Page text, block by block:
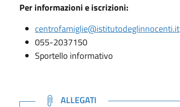
Per informazioni e iscrizioni:
centrofamiglie@istitutodeglinnocenti.it
055-2037150
Sportello informativo
NOTE
ALLEGATI